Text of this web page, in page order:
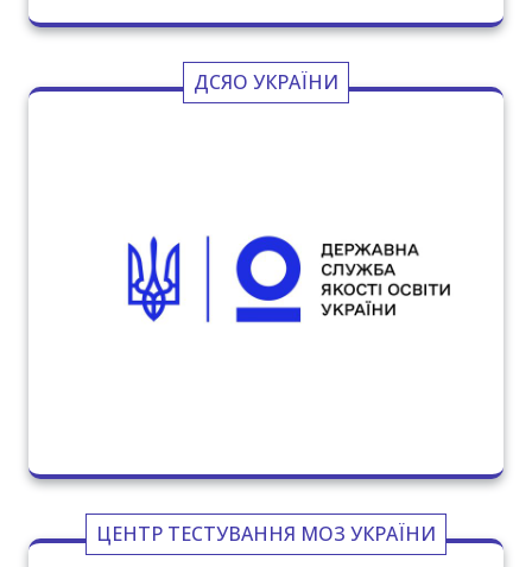
ДСЯО УКРАЇНИ
ЦЕНТР ТЕСТУВАННЯ МОЗ УКРАЇНИ